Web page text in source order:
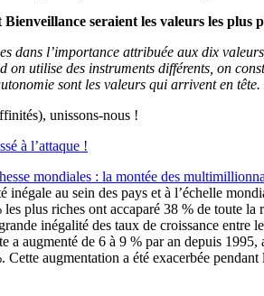
seraient les valeurs les plus
dans l’importance attribuée aux dix
on utilise des instruments différents, on
sont les valeurs qui arrivent en
unissons-nous !
à l’attaque !
mondiales : la montée des
inégale au sein des pays et à l’échelle
plus riches ont accaparé 38 % de toute
inégalité des taux de croissance entre
a augmenté de 6 à 9 % par an depuis
Cette augmentation a été exacerbée